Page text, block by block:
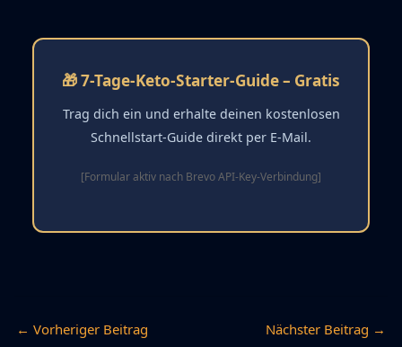
🎁 7-Tage-Keto-Starter-Guide – Gratis
Trag dich ein und erhalte deinen kostenlosen
Schnellstart-Guide direkt per E-Mail.
[Formular aktiv nach Brevo API-Key-Verbindung]
← Vorheriger Beitrag Nächster Beitrag →